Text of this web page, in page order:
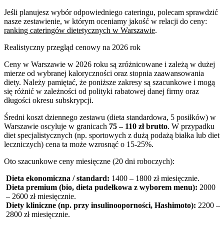
Jeśli planujesz wybór odpowiedniego cateringu, polecam sprawdzić
nasze zestawienie, w którym oceniamy jakość w relacji do ceny:
ranking cateringów dietetycznych w Warszawie.
Realistyczny przegląd cenowy na 2026 rok
Ceny w Warszawie w 2026 roku są zróżnicowane i zależą w dużej
mierze od wybranej kaloryczności oraz stopnia zaawansowania
diety. Należy pamiętać, że poniższe zakresy są szacunkowe i mogą
się różnić w zależności od polityki rabatowej danej firmy oraz
długości okresu subskrypcji.
Średni koszt dziennego zestawu (dieta standardowa, 5 posiłków) w
Warszawie oscyluje w granicach 75 – 110 zł brutto. W przypadku
diet specjalistycznych (np. sportowych z dużą podażą białka lub diet
leczniczych) cena ta może wzrosnąć o 15-25%.
Oto szacunkowe ceny miesięczne (20 dni roboczych):
Dieta ekonomiczna / standard: 1400 – 1800 zł miesięcznie.
Dieta premium (bio, dieta pudełkowa z wyborem menu): 2000
– 2600 zł miesięcznie.
Diety kliniczne (np. przy insulinooporności, Hashimoto): 2200 –
2800 zł miesięcznie.